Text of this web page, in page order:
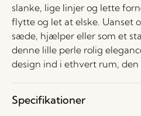
slanke, lige linjer og lette
flytte og let at elske. Uanset
sæde, hjælper eller som et
denne lille perle rolig
design ind i ethvert rum, den
Specifikationer